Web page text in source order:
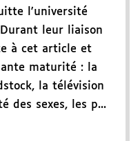
l'université
leur liaison
à cet article et
maturité : la
la télévision
des sexes, les p...